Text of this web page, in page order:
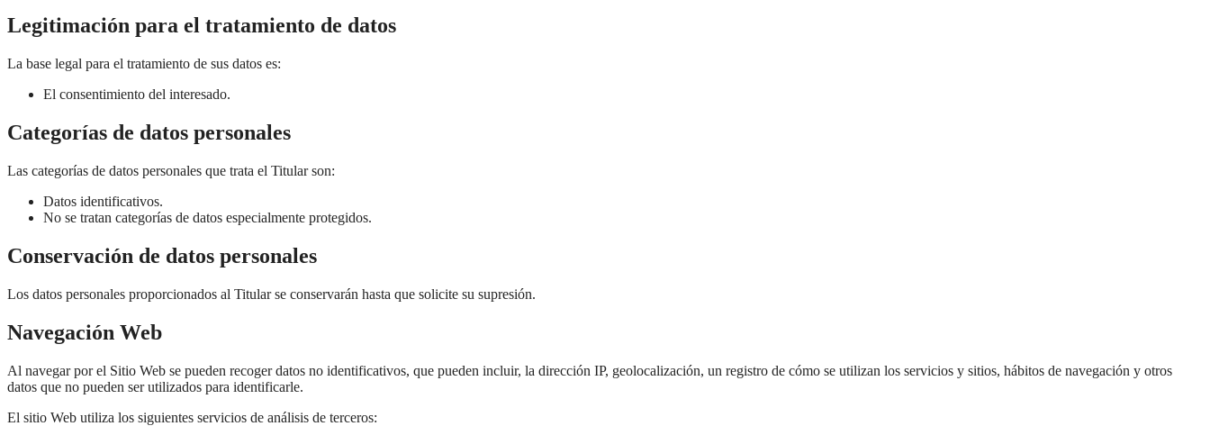
Legitimación para el tratamiento de datos
La base legal para el tratamiento de sus datos es:
El consentimiento del interesado.
Categorías de datos personales
Las categorías de datos personales que trata el Titular son:
Datos identificativos.
No se tratan categorías de datos especialmente protegidos.
Conservación de datos personales
Los datos personales proporcionados al Titular se conservarán hasta que solicite su supresión.
Navegación Web
Al navegar por el Sitio Web se pueden recoger datos no identificativos, que pueden incluir, la dirección IP, geolocalización, un registro de cómo se utilizan los servicios y sitios, hábitos de navegación y otros
datos que no pueden ser utilizados para identificarle.
El sitio Web utiliza los siguientes servicios de análisis de terceros: